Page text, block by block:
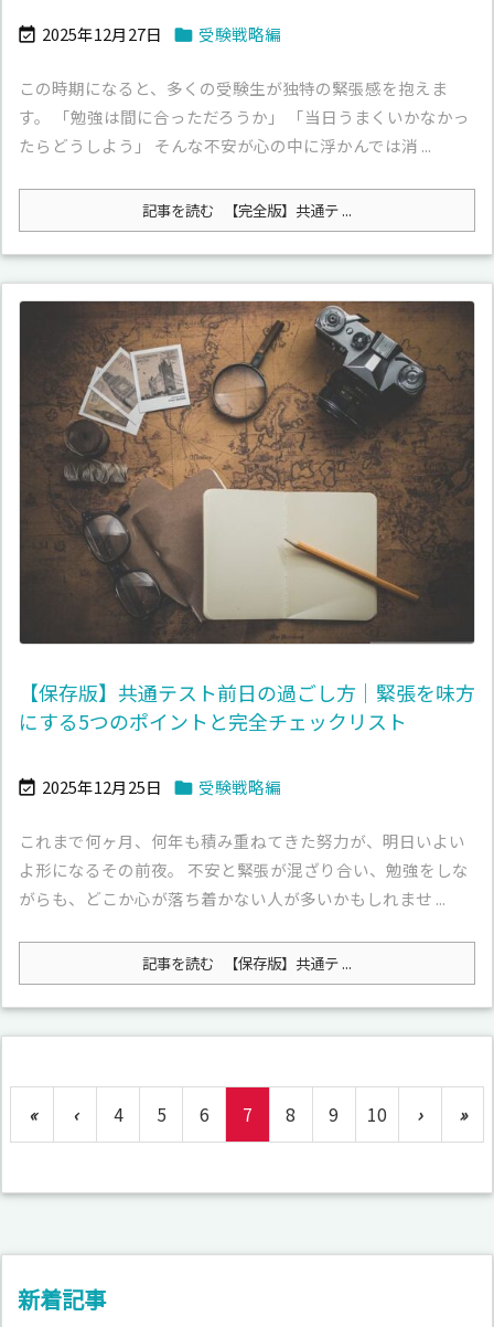
 2025年12月27日  受験戦略編
この時期になると、多くの受験生が独特の緊張感を抱えま
す。 「勉強は間に合っただろうか」 「当日うまくいかなかっ
たらどうしよう」 そんな不安が心の中に浮かんでは消 ...
記事を読む 【完全版】共通テ ...
【保存版】共通テスト前日の過ごし方｜緊張を味方
にする5つのポイントと完全チェックリスト
 2025年12月25日  受験戦略編
これまで何ヶ月、何年も積み重ねてきた努力が、明日いよい
よ形になるその前夜。 不安と緊張が混ざり合い、勉強をしな
がらも、どこか心が落ち着かない人が多いかもしれませ ...
記事を読む 【保存版】共通テ ...
« ‹ 4 5 6 7 8 9 10 › »
新着記事